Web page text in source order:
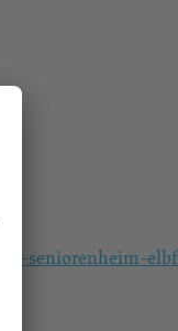
seniorenheim-